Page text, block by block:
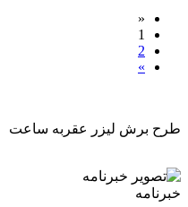
«
1
2
»
طرح برش لیزر عقربه ساعت
خبرنامه